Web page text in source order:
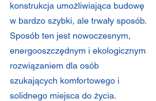
konstrukcja umożliwiająca budowę
w bardzo szybki, ale trwały sposób.
Sposób ten jest nowoczesnym,
energooszczędnym i ekologicznym
rozwiązaniem dla osób
szukających komfortowego i
solidnego miejsca do życia.